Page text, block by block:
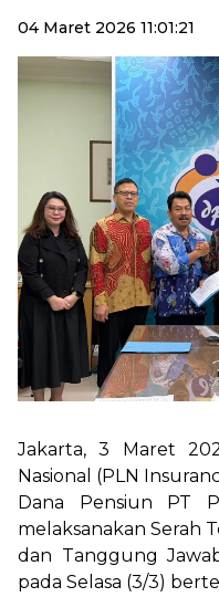
Informasi
04 Maret 2026 11:01:21
Jakarta, 3 Maret
Nasional (PLN
Dana Pensiun PT
melaksanakan Serah
dan Tanggung
pada Selasa (3/3)